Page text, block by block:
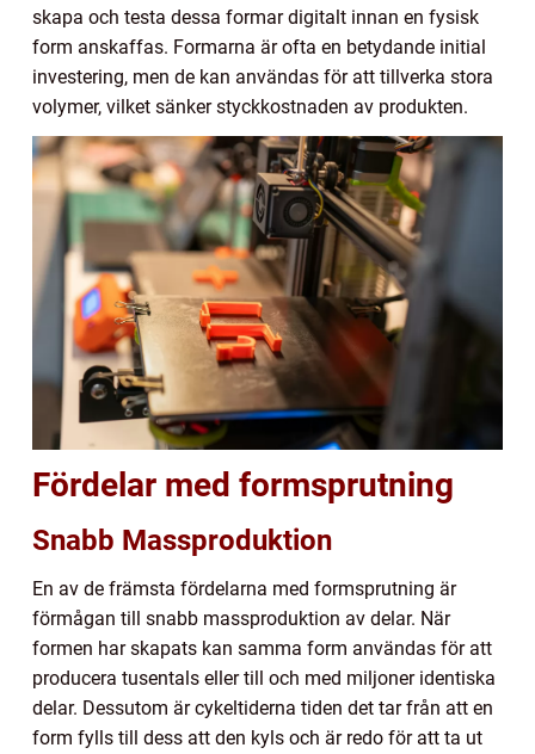
skapa och testa dessa formar digitalt innan en fysisk
form anskaffas. Formarna är ofta en betydande initial
investering, men de kan användas för att tillverka stora
volymer, vilket sänker styckkostnaden av produkten.
Fördelar med formsprutning
Snabb Massproduktion
En av de främsta fördelarna med formsprutning är
förmågan till snabb massproduktion av delar. När
formen har skapats kan samma form användas för att
producera tusentals eller till och med miljoner identiska
delar. Dessutom är cykeltiderna tiden det tar från att en
form fylls till dess att den kyls och är redo för att ta ut